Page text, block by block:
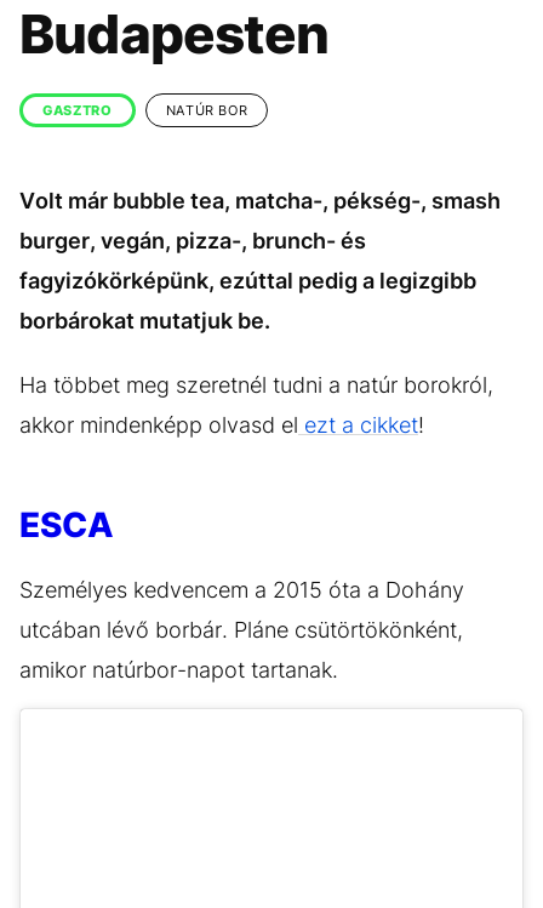
ÉLETMÓD DESIGN
BESZÉLGETÉSEK
GASZTRO
Budapesten
GASZTRO NATÚR BOR
Volt már bubble tea, matcha-, pékség-, smash
burger, vegán, pizza-, brunch- és
fagyizókörképünk, ezúttal pedig a legizgibb
borbárokat mutatjuk be.
Ha többet meg szeretnél tudni a natúr borokról,
akkor mindenképp olvasd el ezt a cikket!
ESCA
Személyes kedvencem a 2015 óta a Dohány
utcában lévő borbár. Pláne csütörtökönként,
amikor natúrbor-napot tartanak.